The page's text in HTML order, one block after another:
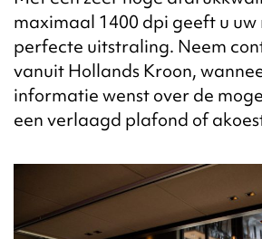
maximaal 1400 dpi geeft u
perfecte uitstraling. Neem
vanuit Hollands Kroon,
informatie wenst over de
een verlaagd plafond of